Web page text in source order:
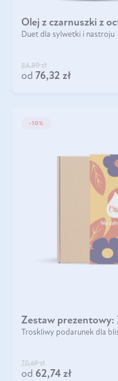
Olej z czarnuszki z
Duet dla sylwetki i nastroju
od 76,32 zł
84,80 zł
-10%
Zestaw prezentowy:
Troskliwy podarunek dla
od 62,74 zł
70,69 zł